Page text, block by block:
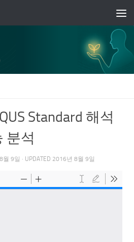
Standard 해석
분석
월 9일 · UPDATED 2016년 8월 9일